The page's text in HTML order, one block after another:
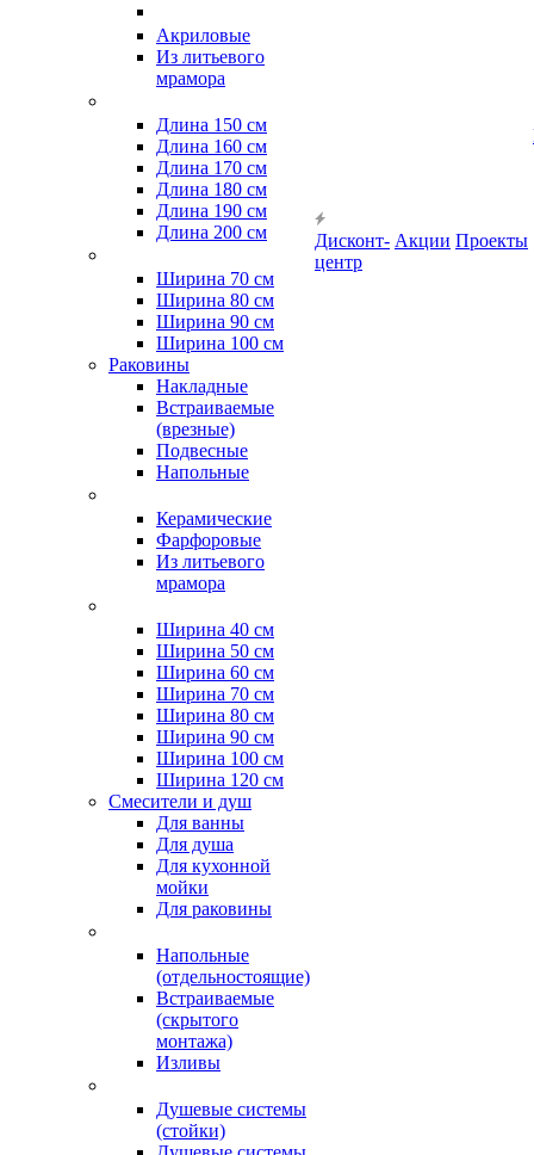
Акриловые
Из литьевого
мрамора
Длина 150 см
Длина 160 см
Длина 170 см
Длина 180 см
Длина 190 см
Длина 200 см
Ширина 70 см
Ширина 80 см
Ширина 90 см
Ширина 100 см
Раковины
Накладные
Встраиваемые
(врезные)
Подвесные
Напольные
Керамические
Фарфоровые
Из литьевого
мрамора
Ширина 40 см
Ширина 50 см
Ширина 60 см
Ширина 70 см
Ширина 80 см
Ширина 90 см
Ширина 100 см
Ширина 120 см
Смесители и душ
Для ванны
Для душа
Для кухонной
мойки
Для раковины
Напольные
(отдельностоящие)
Встраиваемые
(скрытого
монтажа)
Изливы
Душевые системы
(стойки)
Дисконт-
центр
Акции Проекты